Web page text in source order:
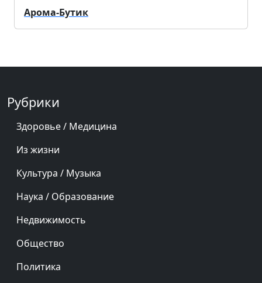
Арома-Бутик
Рубрики
Здоровье / Медицина
Из жизни
Культура / Музыка
Наука / Образование
Недвижимость
Общество
Политика